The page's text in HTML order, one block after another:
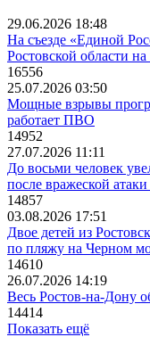
29.06.2026 18:48
На съезде «Единой
Ростовской области
16556
25.07.2026 03:50
Мощные взрывы
работает ПВО
14952
27.07.2026 11:11
До восьми человек
после вражеской
14857
03.08.2026 17:51
Двое детей из
по пляжу на Черном
14610
26.07.2026 14:19
Весь Ростов-на-Дону
14414
Показать ещё